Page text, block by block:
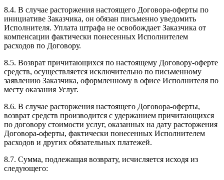
8.4. В случае расторжения настоящего Договора-оферты по
инициативе Заказчика, он обязан письменно уведомить
Исполнителя. Уплата штрафа не освобождает Заказчика от
компенсации фактически понесенных Исполнителем
расходов по Договору.
8.5. Возврат причитающихся по настоящему Договору-оферте
средств, осуществляется исключительно по письменному
заявлению Заказчика, оформленному в офисе Исполнителя по
месту оказания Услуг.
8.6. В случае расторжения настоящего Договора-оферты,
возврат средств производится с удержанием причитающихся
по договору стоимости услуг, оказанных на дату расторжения
Договора-оферты, фактически понесенных Исполнителем
расходов и других обязательных платежей.
8.7. Сумма, подлежащая возврату, исчисляется исходя из
следующего: